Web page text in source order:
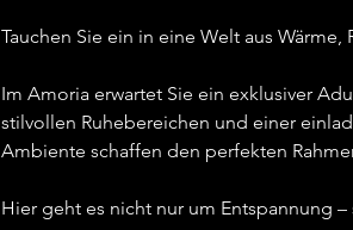
Tauchen Sie ein in eine Welt aus
Im Amoria erwartet Sie ein exklusiver
stilvollen Ruhebereichen und einer
Ambiente schaffen den perfekten
Hier geht es nicht nur um Entspannung